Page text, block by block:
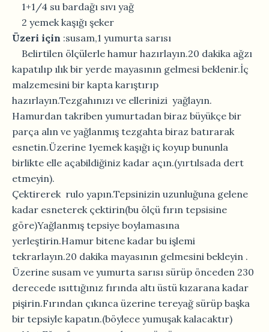
1+1/4 su bardağı sıvı yağ
2 yemek kaşığı şeker
Üzeri için :susam,1 yumurta sarısı
Belirtilen ölçülerle hamur hazırlayın.20 dakika ağzı
kapatılıp ılık bir yerde mayasının gelmesi beklenir.İç
malzemesini bir kapta karıştırıp
hazırlayın.Tezgahınızı ve ellerinizi yağlayın.
Hamurdan takriben yumurtadan biraz büyükçe bir
parça alın ve yağlanmış tezgahta biraz batırarak
esnetin.Üzerine 1yemek kaşığı iç koyup bununla
birlikte elle açabildiğiniz kadar açın.(yırtılsada dert
etmeyin).
Çektirerek rulo yapın.Tepsinizin uzunluğuna gelene
kadar esneterek çektirin(bu ölçü fırın tepsisine
göre)Yağlanmış tepsiye boylamasına
yerleştirin.Hamur bitene kadar bu işlemi
tekrarlayın.20 dakika mayasının gelmesini bekleyin .
Üzerine susam ve yumurta sarısı sürüp önceden 230
derecede ısıttığınız fırında altı üstü kızarana kadar
pişirin.Fırından çıkınca üzerine tereyağ sürüp başka
bir tepsiyle kapatın.(böylece yumuşak kalacaktır)